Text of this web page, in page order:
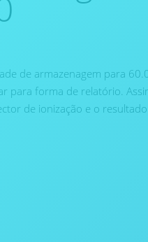
de armazenagem para
para forma de relatório.
de ionização e o